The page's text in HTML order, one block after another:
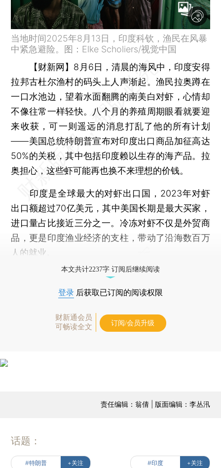
当地时间2025年8月13日，印度科钦，渔民在风暴
中紧急避险。图：Elke Scholiers/视觉中国
【财新网】 8月6日，清晨的海风中，印度安得
拉邦古杜尔渔村的码头上人声渐起。渔民拉奥蹲在
一口水池边，望着水面翻腾的南美白对虾，心情却
不像往常一样轻快。八个月的养殖周期眼看就要迎
来收获，可一则遥远的消息打乱了他的所有计划
——美国总统特朗普宣布对印度出口商品加征高达
50%的关税，其中包括印度赖以生存的海产品。拉
奥担心，这些虾可能再也换不来理想的价钱。
印度是全球最大的对虾出口国，2023年对虾
出口额超过70亿美元，其中美国长期是最大买家，
进口量占比接近三分之一。冷冻对虾不仅是外贸商
品，更是印度渔业经济的支柱，带动了沿海数百万
人的就业。
本文共计2237字 订阅后继续阅读
登录 后获取已订阅的阅读权限
财新通会员
可畅读全文
订阅/会员升级
责任编辑：翁倩 | 版面编辑：李丛汛
话题：
#特朗普 +关注 #印度 +关注